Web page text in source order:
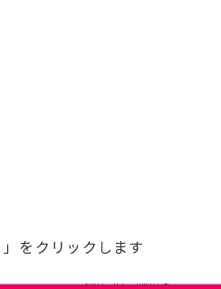
をクリックします